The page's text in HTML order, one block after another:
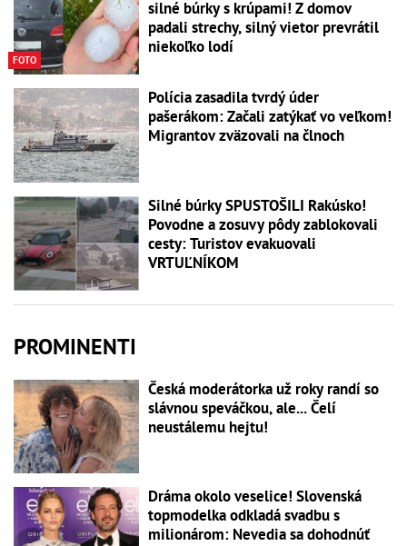
FOTO
silné búrky s krúpami! Z domov
padali strechy, silný vietor prevrátil
niekoľko lodí
Polícia zasadila tvrdý úder
pašerákom: Začali zatýkať vo veľkom!
Migrantov zväzovali na člnoch
Silné búrky SPUSTOŠILI Rakúsko!
Povodne a zosuvy pôdy zablokovali
cesty: Turistov evakuovali
VRTUĽNÍKOM
PROMINENTI
Česká moderátorka už roky randí so
slávnou speváčkou, ale... Čelí
neustálemu hejtu!
Dráma okolo veselice! Slovenská
topmodelka odkladá svadbu s
milionárom: Nevedia sa dohodnúť